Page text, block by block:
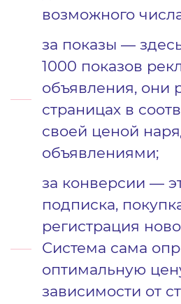
возможного
за показы —
1000 показов
объявления, они
страницах в
своей ценой
объявлениями;
за конверсии —
подписка,
регистрация
Система сама
оптимальную
зависимости от